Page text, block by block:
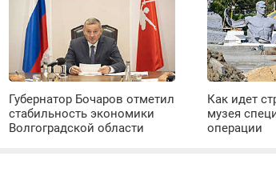
Губернатор Бочаров отметил
стабильность экономики
Волгоградской области
Как идет
музея
операции